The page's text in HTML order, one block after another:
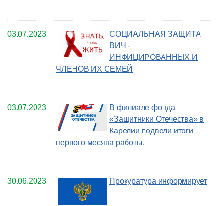
03.07.2023
СОЦИАЛЬНАЯ ЗАЩИТА
ВИЧ -
ИНФИЦИРОВАННЫХ И
ЧЛЕНОВ ИХ СЕМЕЙ
03.07.2023
В филиале фонда
«Защитники Отечества» в
Карелии подвели итоги
первого месяца работы.
30.06.2023 Прокуратура информирует